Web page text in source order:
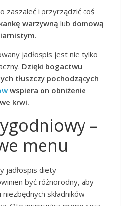
zaszaleć i przyrządzić coś
warzywną lub domową
.
jadłospis jest nie tylko
Dzięki bogactwu
tłuszczy pochodzących
wspiera on obniżenie
krwi.
–
menu
jadłospis diety
być różnorodny, aby
składników